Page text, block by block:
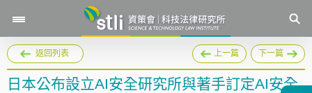
返回列表 上一篇 下一篇
日本公布設立AI安全研究所與著手訂定AI安全